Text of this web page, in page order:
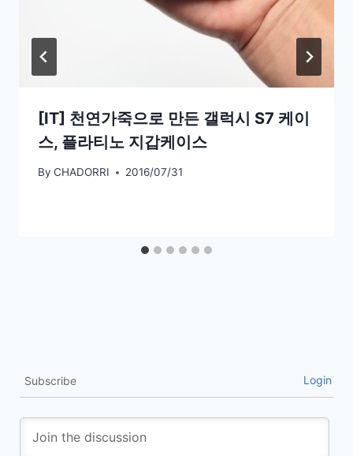
[IT] 천연가죽으로 만든 갤럭시 S7 케이
스, 플라티노 지갑케이스
By CHADORRI 2016/07/31
Subscribe Login